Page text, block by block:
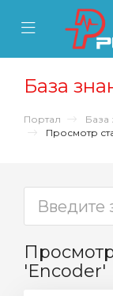
Mobile
Mobile
База
Портал
База
Просмотр
'Encoder'